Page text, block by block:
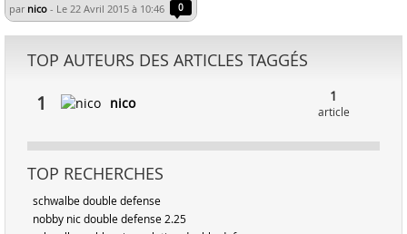
par nico - Le 22 Avril 2015 à 10:46 0
TOP AUTEURS DES ARTICLES TAGGÉS
1 nico 1
article
TOP RECHERCHES
schwalbe double defense
nobby nic double defense 2.25